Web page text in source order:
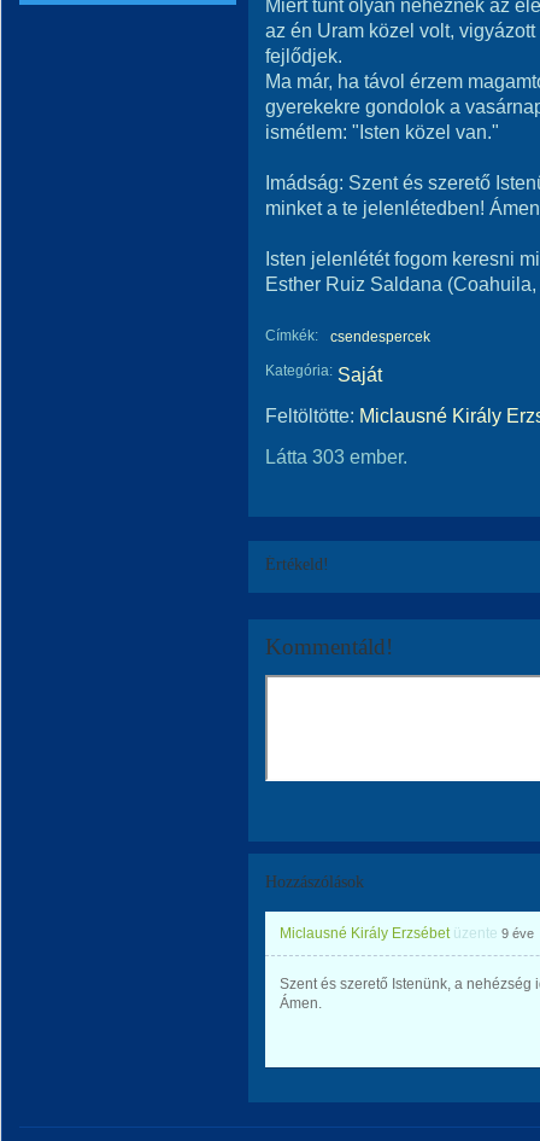
Miért tűnt olyan nehéznek az
az én Uram közel volt,
fejlődjek.
Ma már, ha távol érzem
gyerekekre gondolok a
ismétlem: "Isten közel van."
Imádság: Szent és szerető
minket a te jelenlétedben!
Isten jelenlétét fogom keresni
Esther Ruiz Saldana
Címkék:
csendespercek
Kategória: Saját
Feltöltötte: Miclausné Király
Látta 303 ember.
Értékeld!
Kommentáld!
Hozzászólások
Miclausné Király Erzsébetüzente 9 éve
Szent és szerető Istenünk, a
Ámen.